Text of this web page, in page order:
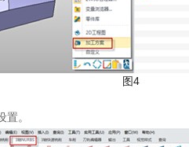
图4
。